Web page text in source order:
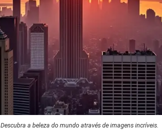
Descubra a beleza do mundo através de imagens incríveis.